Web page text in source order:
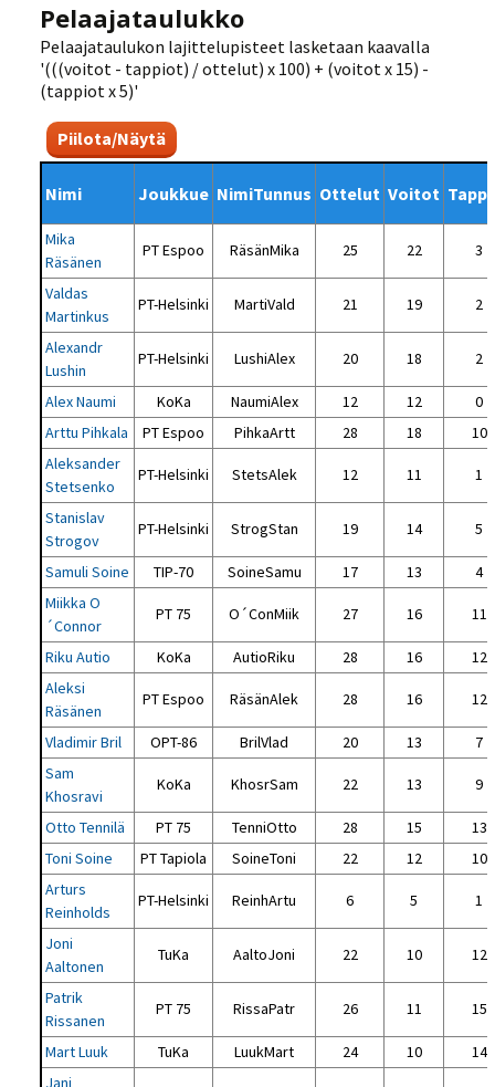
Pelaajataulukko
Pelaajataulukon lajittelupisteet lasketaan kaavalla
'(((voitot - tappiot) / ottelut) x 100) + (voitot x 15) -
(tappiot x 5)'
Piilota/Näytä
Nimi Joukkue NimiTunnus Ottelut Voitot
Mika
Räsänen
PT Espoo RäsänMika 25 22 3
Valdas
Martinkus
PT-Helsinki MartiVald 21 19 2
Alexandr
Lushin
PT-Helsinki LushiAlex 20 18 2
Alex Naumi KoKa NaumiAlex 12 12
0
Arttu Pihkala
PT Espoo PihkaArtt 28 18
10
Aleksander
Stetsenko
PT-Helsinki StetsAlek 12 11 1
Stanislav
Strogov
PT-Helsinki StrogStan 19 14 5
Samuli Soine TIP-70 SoineSamu 17 13
4
Miikka O
´Connor
PT 75 O´ConMiik 27 16 11
Riku Autio KoKa AutioRiku 28 16
12
Aleksi
Räsänen
PT Espoo RäsänAlek 28 16 12
Vladimir Bril OPT-86 BrilVlad 20 13
7
Sam
Khosravi
KoKa KhosrSam 22 13 9
Otto Tennilä PT 75 TenniOtto 28 15
13
Toni Soine
PT Tapiola SoineToni 22 12
10
Arturs
Reinholds
PT-Helsinki ReinhArtu 6 5 1
Joni
Aaltonen
TuKa AaltoJoni 22 10 12
Patrik
Rissanen
PT 75 RissaPatr 26 11 15
Mart Luuk TuKa LuukMart 24 10
14
Jani